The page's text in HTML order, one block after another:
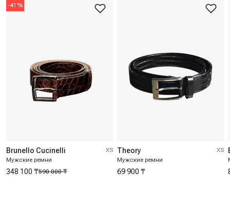
-41 %
Brunello Cucinelli
Мужские ремни
XS
590 000 ₸
348 100 ₸
Theory
Мужские ремни
XS
69 900 ₸